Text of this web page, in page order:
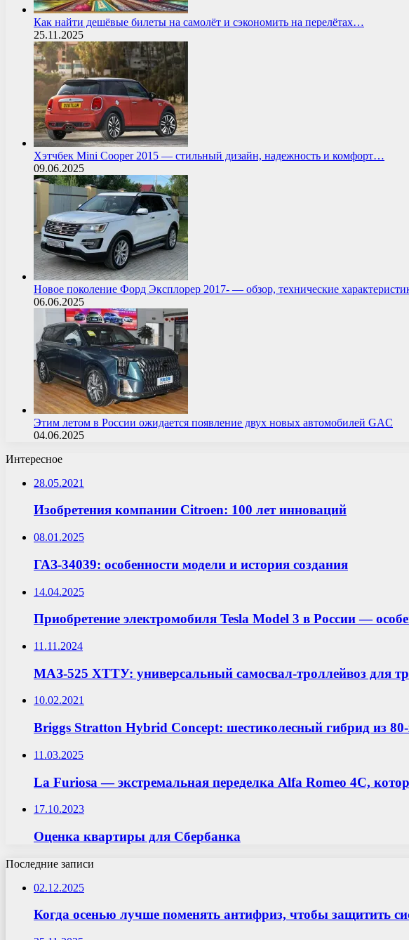
Как найти дешёвые билеты на самолёт и сэкономить на перелётах…
25.11.2025
Хэтчбек Mini Cooper 2015 — стильный дизайн, надежность и комфорт…
09.06.2025
Новое поколение Форд Эксплорер 2017- — обзор, технические
06.06.2025
Этим летом в России ожидается появление двух новых автомобилей GAC
04.06.2025
Интересное
28.05.2021
Изобретения компании Citroen: 100 лет инноваций
08.01.2025
ГАЗ-34039: особенности модели и история создания
14.04.2025
Приобретение электромобиля Tesla Model 3 в России —
11.11.2024
МАЗ-525 ХТТУ: универсальный самосвал-троллейвоз для
10.02.2021
Briggs Stratton Hybrid Concept: шестиколесный гибрид из
11.03.2025
La Furiosa — экстремальная переделка Alfa Romeo 4C,
17.10.2023
Оценка квартиры для Сбербанка
Последние записи
02.12.2025
Когда осенью лучше поменять антифриз, чтобы защитить